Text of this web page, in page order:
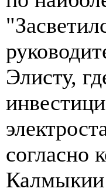
Элисту,
согласно
Калмыкии